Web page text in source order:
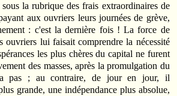
sous la rubrique des frais extraordinaires de
aux ouvriers leurs journées de grève,
: c'est la dernière fois ! La force de
ouvriers lui faisait comprendre la nécessité
les plus chères du capital ne furent
des masses, après la promulgation du
pas ; au contraire, de jour en jour, il
grande, une indépendance plus absolue,